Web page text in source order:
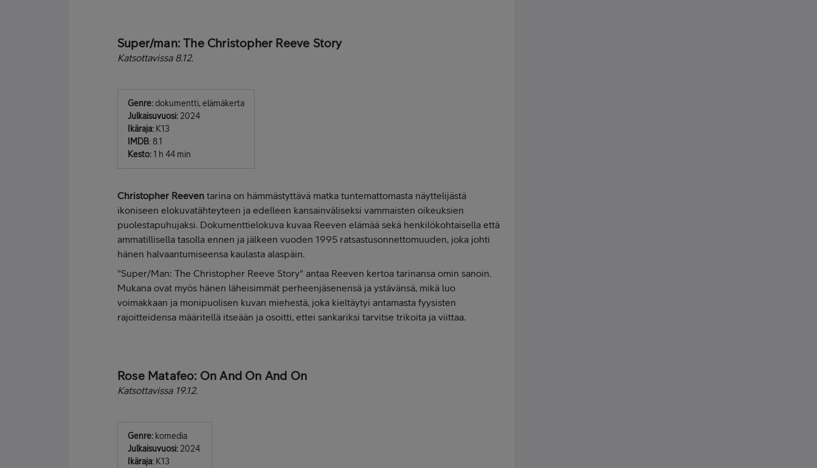
Super/man: The Christopher Reeve Story
Katsottavissa 8.12.
Genre:dokumentti, elämäkerta
Julkaisuvuosi: 2024
Ikäraja: K13
IMDB: 8.1
Kesto:1 h 44 min
Christopher Reeven tarina on hämmästyttävä matka tuntemattomasta näyttelijästä
ikoniseen elokuvatähteyteen ja edelleen kansainväliseksi vammaisten oikeuksien
puolestapuhujaksi. Dokumenttielokuva kuvaa Reeven elämää sekä henkilökohtaisella että
ammatillisella tasolla ennen ja jälkeen vuoden 1995 ratsastusonnettomuuden, joka johti
hänen halvaantumiseensa kaulasta alaspäin.
"Super/Man: The Christopher Reeve Story" antaa Reeven kertoa tarinansa omin sanoin.
Mukana ovat myös hänen läheisimmät perheenjäsenensä ja ystävänsä, mikä luo
voimakkaan ja monipuolisen kuvan miehestä, joka kieltäytyi antamasta fyysisten
rajoitteidensa määritellä itseään ja osoitti, ettei sankariksi tarvitse trikoita ja viittaa.
Rose Matafeo: On And On And On
Katsottavissa 19.12.
Genre: komedia
Julkaisuvuosi: 2024
Ikäraja: K13